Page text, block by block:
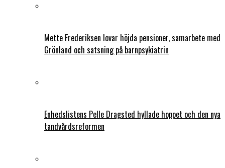
Mette Frederiksen lovar höjda pensioner, samarbete med
Grönland och satsning på barnpsykiatrin
Enhedslistens Pelle Dragsted hyllade hoppet och den nya
tandvårdsreformen